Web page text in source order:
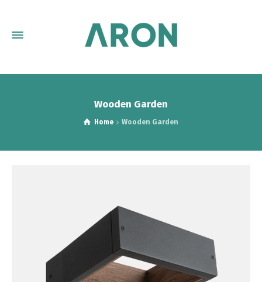
Wooden Garden
Home Wooden Garden